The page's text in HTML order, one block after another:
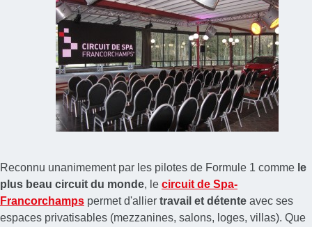
Reconnu unanimement par les pilotes de Formule 1 comme le
plus beau circuit du monde, le circuit de Spa-
Francorchamps permet d'allier travail et détente avec ses
espaces privatisables (mezzanines, salons, loges, villas). Que